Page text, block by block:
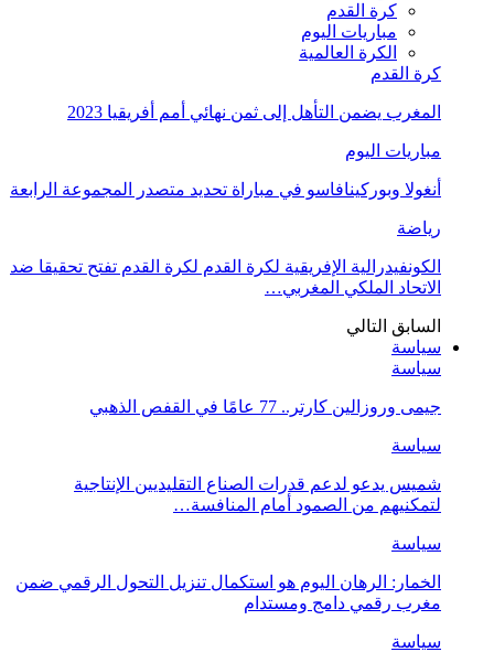
كرة القدم
مباريات اليوم
الكرة العالمية
كرة القدم
المغرب يضمن التأهل إلى ثمن نهائي أمم أفريقيا 2023
مباريات اليوم
أنغولا وبوركينافاسو في مباراة تحديد متصدر المجموعة الرابعة
رياضة
الكونفيدرالية الإفريقية لكرة القدم لكرة القدم تفتح تحقيقا ضد
الاتحاد الملكي المغربي…
السابق التالي
سياسة
سياسة
جيمى وروزالين كارتر.. 77 عامًا في القفص الذهبي
سياسة
شميس يدعو لدعم قدرات الصناع التقليديين الإنتاجية
لتمكنيهم من الصمود أمام المنافسة…
سياسة
الخمار: الرهان اليوم هو استكمال تنزيل التحول الرقمي ضمن
مغرب رقمي دامج ومستدام
سياسة